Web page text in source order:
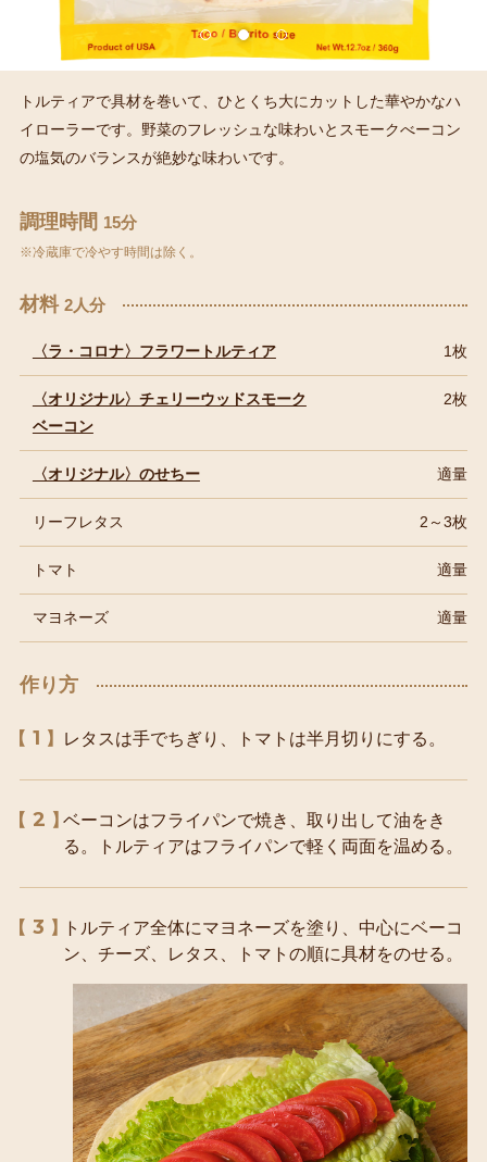
トルティアで具材を巻いて、ひとくち大にカットした華やかなハ
イローラーです。野菜のフレッシュな味わいとスモークべーコン
の塩気のバランスが絶妙な味わいです。
調理時間 15分
※冷蔵庫で冷やす時間は除く。
材料 2人分
〈ラ・コロナ〉フラワートルティア 1枚
〈オリジナル〉チェリーウッドスモーク
ベーコン
2枚
〈オリジナル〉のせちー 適量
リーフレタス 2～3枚
トマト 適量
マヨネーズ 適量
作り方
1 レタスは手でちぎり、トマトは半月切りにする。
2
ベーコンはフライパンで焼き、取り出して油をき
る。トルティアはフライパンで軽く両面を温める。
3
トルティア全体にマヨネーズを塗り、中心にベーコ
ン、チーズ、レタス、トマトの順に具材をのせる。